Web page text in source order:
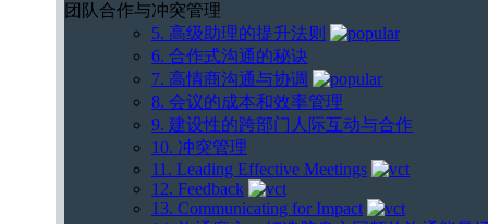
团队合作与冲突管理
5. 高级助理的提升法则
6. 合作式沟通的秘诀
7. 高情商沟通与协调
8. 会议的成本和效率管理
9. 建设性的跨部门人际互动与合作
10. 冲突管理
11. Leading Effective Meetings
12. Feedback
13. Communicating for Impact